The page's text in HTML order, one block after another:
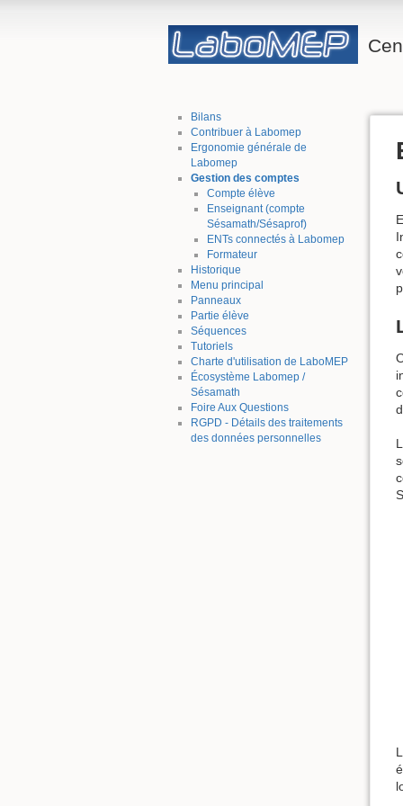
Bilans
Contribuer à Labomep
Ergonomie générale de
Labomep
Gestion des comptes
Compte élève
Enseignant (compte
Sésamath/Sésaprof)
ENTs connectés à Labomep
Formateur
Historique
Menu principal
Panneaux
Partie élève
Séquences
Tutoriels
Charte d'utilisation de LaboMEP
Écosystème Labomep /
Sésamath
Foire Aux Questions
RGPD - Détails des traitements
des données personnelles